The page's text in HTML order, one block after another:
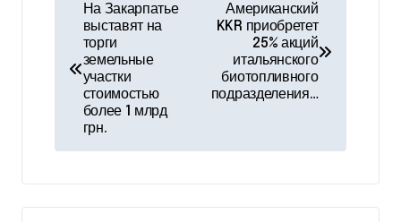
в
г
а
На Закарпатье
выставят на
торги
земельные
участки
стоимостью
более 1 млрд
грн.
Американский
KKR приобретет
25% акций
итальянского
биотопливного
подразделения…